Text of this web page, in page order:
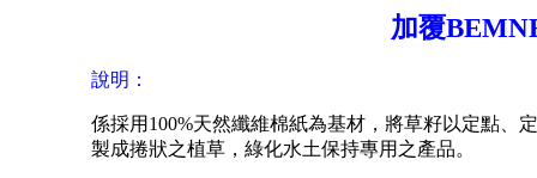
加覆
說明：
係採用 100%天然纖維棉紙為基材，將草籽以定點、
製成捲狀之植草，綠化水土保持專用之產品。